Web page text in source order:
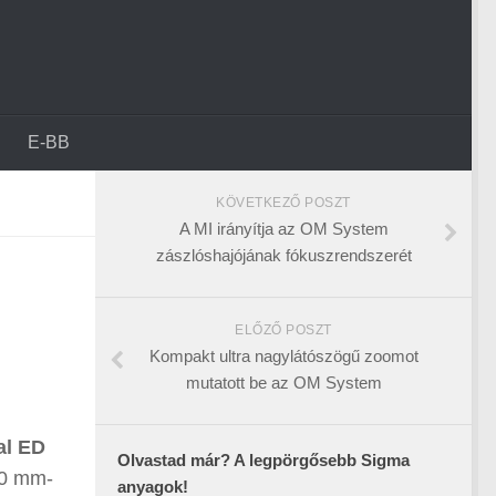
E-BB
ED
mm-
KÖVETKEZŐ POSZT
A MI irányítja az OM System
zászlóshajójának fókuszrendszerét
ELŐZŐ POSZT
Kompakt ultra nagylátószögű zoomot
mutatott be az OM System
Olvastad már? A legpörgősebb Sigma
anyagok!